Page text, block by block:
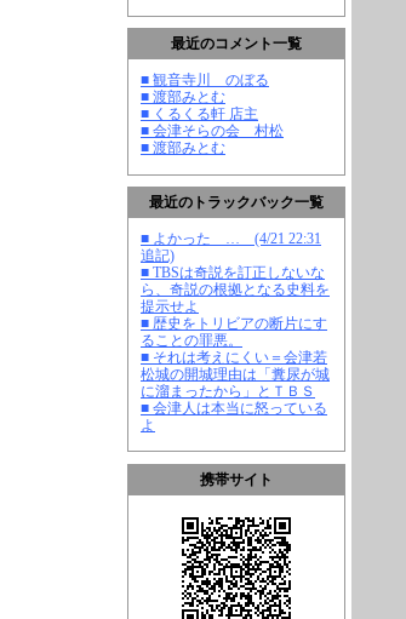
最近のコメント一覧
■ 観音寺川 のぼる
■ 渡部みとむ
■ くるくる軒 店主
■ 会津そらの会 村松
■ 渡部みとむ
最近のトラックバック一覧
■ よかった … (4/21 22:31
追記)
■ TBSは奇説を訂正しないな
ら、奇説の根拠となる史料を
提示せよ
■ 歴史をトリビアの断片にす
ることの罪悪。
■ それは考えにくい＝会津若
松城の開城理由は「糞尿が城
に溜まったから」とＴＢＳ
■ 会津人は本当に怒っている
よ
携帯サイト